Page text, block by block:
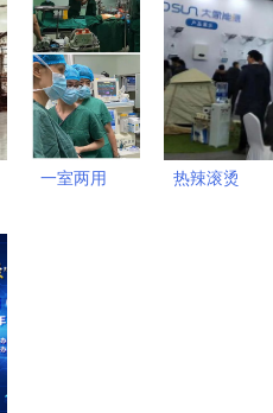
验室的双重
使命
车，共筑动
力电池创新
高地
一室两用
热辣滚烫